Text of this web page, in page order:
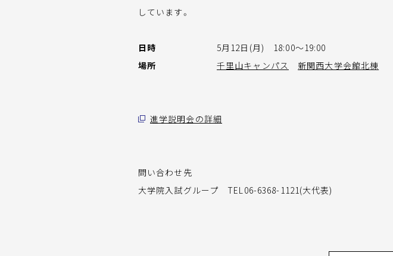
しています。
日時
5月12日(月) 18:00～19:00
場所
千里山キャンパス 新関西大学会館北棟
進学説明会の詳細
問い合わせ先
大学院入試グループ TEL06-6368-1121(大代表)